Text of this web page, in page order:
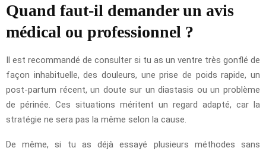
Quand faut-il demander un avis
médical ou professionnel ?
Il est recommandé de consulter si tu as un ventre très gonflé de
façon inhabituelle, des douleurs, une prise de poids rapide, un
post-partum récent, un doute sur un diastasis ou un problème
de périnée. Ces situations méritent un regard adapté, car la
stratégie ne sera pas la même selon la cause.
De même, si tu as déjà essayé plusieurs méthodes sans